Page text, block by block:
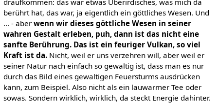
berührt hat, das war, ja eigentlich ein göttliches Wesen. Und
... - aber wenn wir dieses göttliche Wesen in seiner
wahren Gestalt erleben, puh, dann ist das nicht eine
sanfte Berührung. Das ist ein feuriger Vulkan, so viel
Kraft ist da.Nicht, weil er uns verzehren will, aber weil er
seiner Natur nach einfach so gewaltig ist, dass man es nur
durch das Bild eines gewaltigen Feuersturms ausdrücken
kann, zum Beispiel. Also nicht als ein lauwarmer Tee oder
sowas. Sondern wirklich, wirklich, da steckt Energie dahinter.